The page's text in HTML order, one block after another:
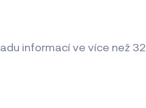
informací ve více než 32